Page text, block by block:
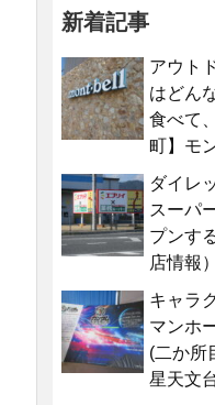
新着記事
アウト
はどん
食べて
町】モ
ダイレ
スーパ
プンす
店情報
キャラ
マンホ
(二か所
星天文